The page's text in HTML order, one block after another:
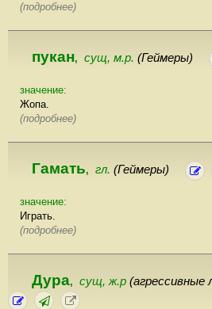
(подробнее)
пукан, сущ, м.р. (Геймеры)
значение:
Жопа.
(подробнее)
Гамать, гл. (Геймеры)
значение:
Играть.
(подробнее)
Дура, сущ, ж.р (агрессивные